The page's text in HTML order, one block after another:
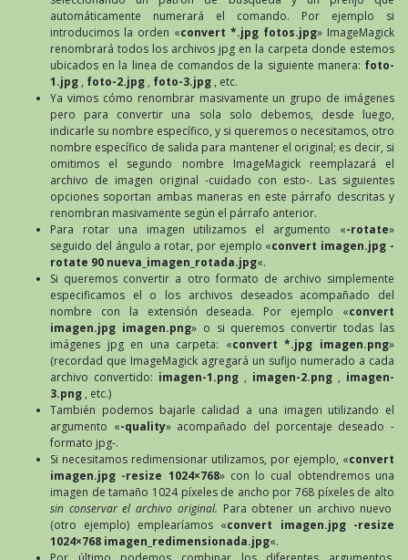
automáticamente numerará el comando. Por ejemplo si
introducimos la orden «convert *.jpg fotos.jpg» ImageMagick
renombrará todos los archivos jpg en la carpeta donde estemos
ubicados en la linea de comandos de la siguiente manera: foto-
1.jpg , foto-2.jpg , foto-3.jpg , etc.
Ya vimos cómo renombrar masivamente un grupo de imágenes
pero para convertir una sola solo debemos, desde luego,
indicarle su nombre específico, y si queremos o necesitamos, otro
nombre específico de salida para mantener el original; es decir, si
omitimos el segundo nombre ImageMagick reemplazará el
archivo de imagen original -cuidado con esto-. Las siguientes
opciones soportan ambas maneras en este párrafo descritas y
renombran masivamente según el párrafo anterior.
Para rotar una imagen utilizamos el argumento «-rotate»
seguido del ángulo a rotar, por ejemplo «convert imagen.jpg -
rotate 90 nueva_imagen_rotada.jpg«.
Si queremos convertir a otro formato de archivo simplemente
especificamos el o los archivos deseados acompañado del
nombre con la extensión deseada. Por ejemplo «convert
imagen.jpg imagen.png» o si queremos convertir todas las
imágenes jpg en una carpeta: «convert *.jpg imagen.png»
(recordad que ImageMagick agregará un sufijo numerado a cada
archivo convertido: imagen-1.png , imagen-2.png , imagen-
3.png , etc.)
También podemos bajarle calidad a una imagen utilizando el
argumento «-quality» acompañado del porcentaje deseado -
formato jpg-.
Si necesitamos redimensionar utilizamos, por ejemplo, «convert
imagen.jpg -resize 1024×768» con lo cual obtendremos una
imagen de tamaño 1024 píxeles de ancho por 768 píxeles de alto
sin conservar el archivo original. Para obtener un archivo nuevo
(otro ejemplo) emplearíamos «convert imagen.jpg -resize
1024×768 imagen_redimensionada.jpg«.